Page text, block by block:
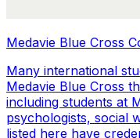
Medavie Blue Cross
Many international
Medavie Blue Cross
including students at
psychologists, social
listed here have